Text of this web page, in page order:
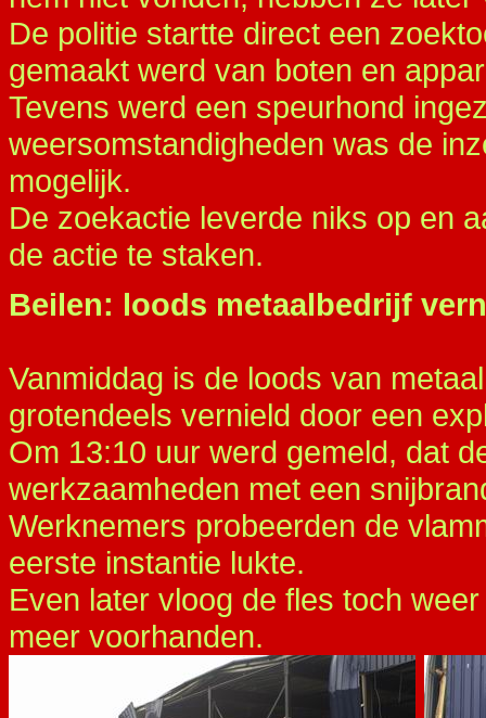
De politie startte direct een
gemaakt werd van boten en
Tevens werd een speurhond
weersomstandigheden was de
mogelijk.
De zoekactie leverde niks op en
de actie te staken.
Beilen: loods metaalbedrijf
Vanmiddag is de loods van
grotendeels vernield door een
Om 13:10 uur werd gemeld, dat
werkzaamheden met een
Werknemers probeerden de
eerste instantie lukte.
Even later vloog de fles toch
meer voorhanden.